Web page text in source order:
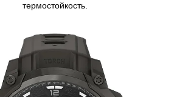
термостойкость.